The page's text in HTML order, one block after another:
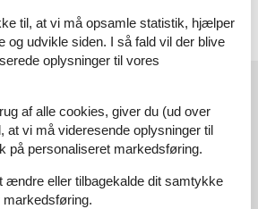
Eksterne anmeldelser
til, at vi må opsamle statistik, hjælper
og udvikle siden. I så fald vil der blive
oplysninger til vores
af alle cookies, giver du (ud over
at vi må videresende oplysninger til
på personaliseret markedsføring.
ændre eller tilbagekalde dit samtykke
markedsføring.